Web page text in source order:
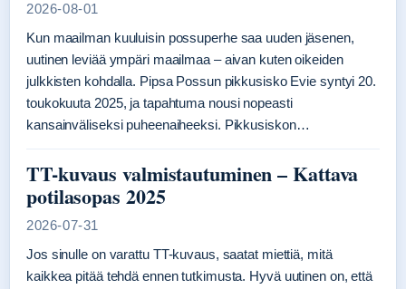
2026-08-01
Kun maailman kuuluisin possuperhe saa uuden jäsenen,
uutinen leviää ympäri maailmaa – aivan kuten oikeiden
julkkisten kohdalla. Pipsa Possun pikkusisko Evie syntyi 20.
toukokuuta 2025, ja tapahtuma nousi nopeasti
kansainväliseksi puheenaiheeksi. Pikkusiskon…
TT-kuvaus valmistautuminen – Kattava
potilasopas 2025
2026-07-31
Jos sinulle on varattu TT-kuvaus, saatat miettiä, mitä
kaikkea pitää tehdä ennen tutkimusta. Hyvä uutinen on, että